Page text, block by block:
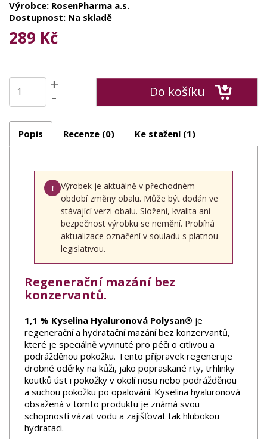
Výrobce: RosenPharma a.s.
Dostupnost: Na skladě
289 Kč
+
- Do košíku
Popis Recenze (0) Ke stažení (1)
!
Výrobek je aktuálně v přechodném
období změny obalu. Může být dodán ve
stávající verzi obalu. Složení, kvalita ani
bezpečnost výrobku se nemění. Probíhá
aktualizace označení v souladu s platnou
legislativou.
Regenerační mazání bez
konzervantů.
1,1 % Kyselina Hyaluronová Polysan® je
regenerační a hydratační mazání bez konzervantů,
které je speciálně vyvinuté pro péči o citlivou a
podrážděnou pokožku. Tento přípravek regeneruje
drobné oděrky na kůži, jako popraskané rty, trhlinky
koutků úst i pokožky v okolí nosu nebo podrážděnou
a suchou pokožku po opalování. Kyselina hyaluronová
obsažená v tomto produktu je známá svou
schopností vázat vodu a zajišťovat tak hlubokou
hydrataci.